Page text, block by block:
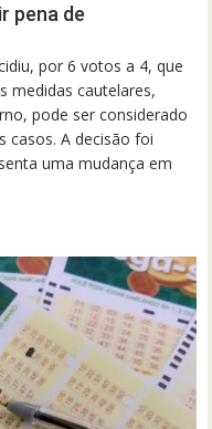
pena de
por 6 votos a 4, que
medidas cautelares,
pode ser considerado
casos. A decisão foi
uma mudança em